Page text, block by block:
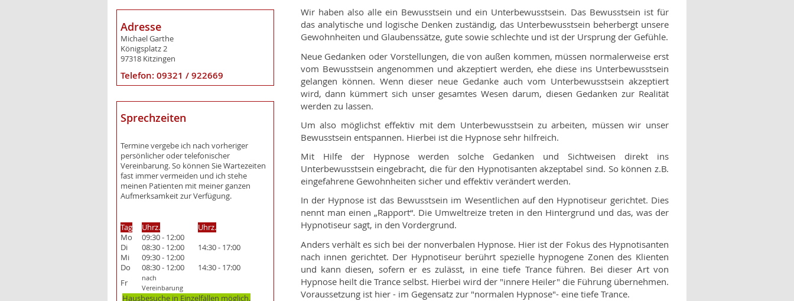
Adresse
Michael Garthe
Königsplatz 2
97318 Kitzingen
Telefon: 09321 / 922669
Sprechzeiten
Termine vergebe ich nach vorheriger
persönlicher oder telefonischer
Vereinbarung. So können Sie Wartezeiten
fast immer vermeiden und ich stehe
meinen Patienten mit meiner ganzen
Aufmerksamkeit zur Verfügung.
Tag Uhrz.
Uhrz.
Mo
09:30 - 12:00
Di
08:30 - 12:00
14:30 - 17:00
Mi
09:30 - 12:00
Do
08:30 - 12:00
14:30 - 17:00
Fr
nach
Vereinbarung
Hausbesuche in Einzelfällen möglich.
Wir haben also alle ein Bewusstsein und ein Unterbewusstsein. Das Bewusstsein ist für
das analytische und logische Denken zuständig, das Unterbewusstsein beherbergt unsere
Gewohnheiten und Glaubenssätze, gute sowie schlechte und ist der Ursprung der Gefühle.
Neue Gedanken oder Vorstellungen, die von außen kommen, müssen normalerweise erst
vom Bewusstsein angenommen und akzeptiert werden, ehe diese ins Unterbewusstsein
gelangen können. Wenn dieser neue Gedanke auch vom Unterbewusstsein akzeptiert
wird, dann kümmert sich unser gesamtes Wesen darum, diesen Gedanken zur Realität
werden zu lassen.
Um also möglichst effektiv mit dem Unterbewusstsein zu arbeiten, müssen wir unser
Bewusstsein entspannen. Hierbei ist die Hypnose sehr hilfreich.
Mit Hilfe der Hypnose werden solche Gedanken und Sichtweisen direkt ins
Unterbewusstsein eingebracht, die für den Hypnotisanten akzeptabel sind. So können z.B.
eingefahrene Gewohnheiten sicher und effektiv verändert werden.
In der Hypnose ist das Bewusstsein im Wesentlichen auf den Hypnotiseur gerichtet. Dies
nennt man einen „Rapport“. Die Umweltreize treten in den Hintergrund und das, was der
Hypnotiseur sagt, in den Vordergrund.
Anders verhält es sich bei der nonverbalen Hypnose. Hier ist der Fokus des Hypnotisanten
nach innen gerichtet. Der Hypnotiseur berührt spezielle hypnogene Zonen des Klienten
und kann diesen, sofern er es zulässt, in eine tiefe Trance führen. Bei dieser Art von
Hypnose heilt die Trance selbst. Hierbei wird der "innere Heiler" die Führung übernehmen.
Voraussetzung ist hier - im Gegensatz zur "normalen Hypnose"- eine tiefe Trance.